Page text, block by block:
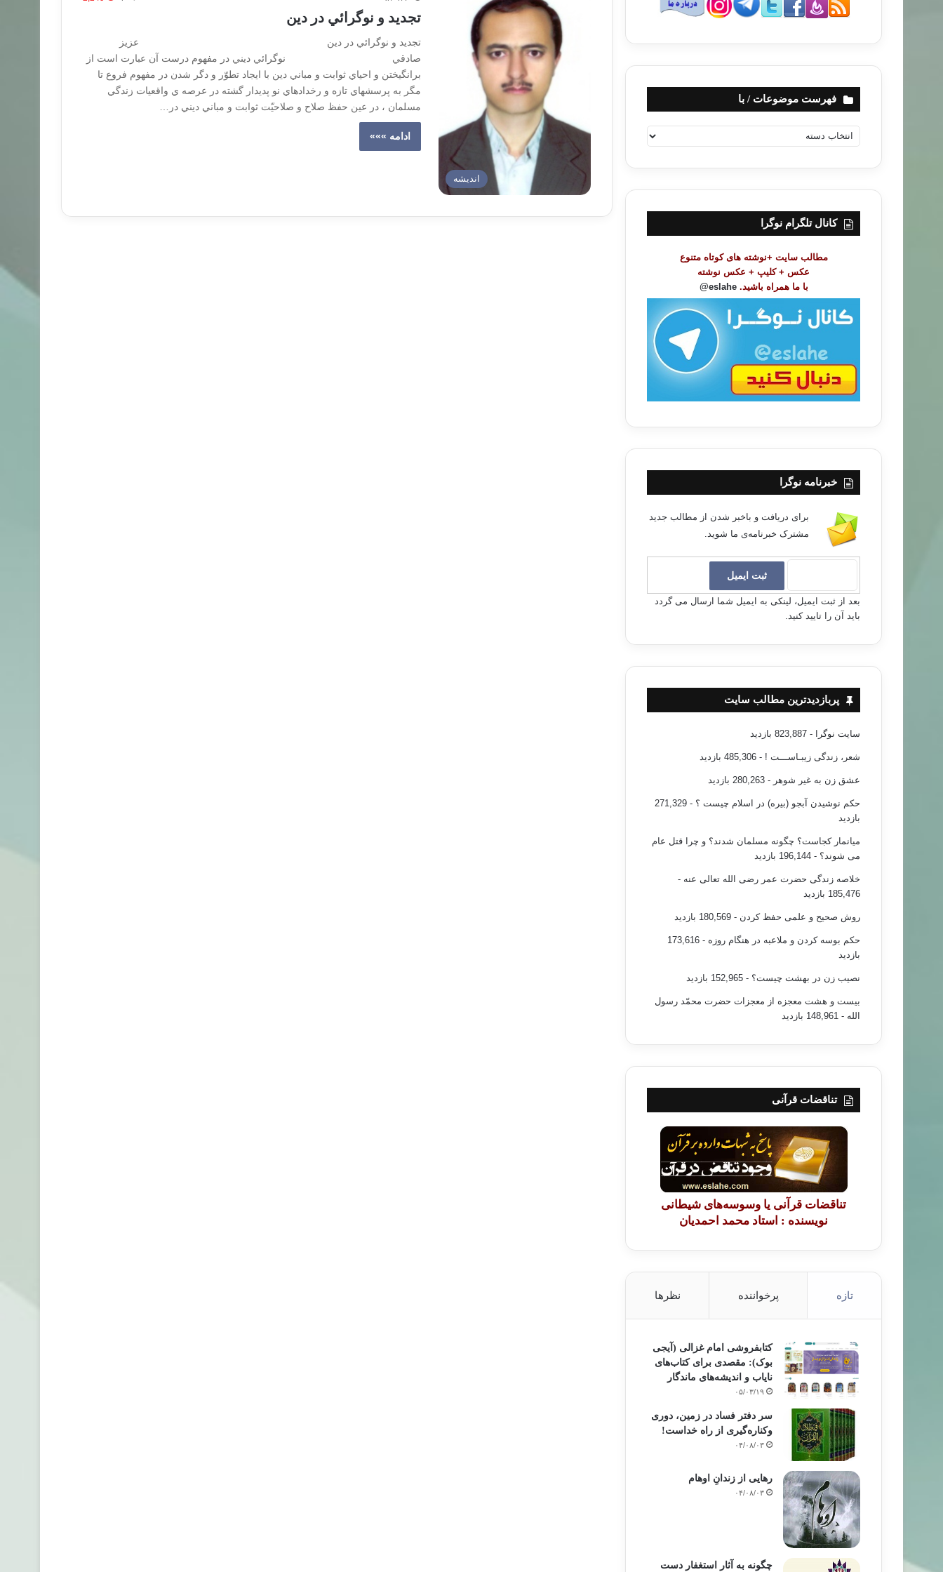
اندیشه
تجديد و نوگرائي در دين
تجديد و نوگرائي در دين عزیز
صادقي نوگرائي ديني در مفهوم درست آن عبارت است از
برانگيختن و احياي ثوابت و مباني دين با ايجاد تطوّر و دگر شدن در مفهوم فروع تا
مگر به پرسشهاي تازه و رخدادهاي نو پديدار گشته در عرصه ي واقعيات زندگي
مسلمان ، در عين حفظ صلاح و صلاحيّت ثوابت و مباني ديني در…
ادامه »»»
فهرست موضوعات / با
ه
ت
ض
کانال تلگرام نوگرا
مطالب سایت +نوشته های کوتاه متنوع
عکس + کلیپ + عکس نوشته
با ما همراه باشید. eslahe@
خبرنامه نوگرا
برای دریافت و باخبر شدن از مطالب جدید
مشترک خبرنامه‌ی ما شوید.
بعد از ثبت ایمیل، لینکی به ایمیل شما ارسال می گردد
باید آن را تایید کنید.
پربازدیدترین مطالب سایت
سایت نوگرا - 823,887 بازدید
شعر، زندگی زیبـاســـت ! - 485,306 بازدید
عشق زن به غیر شوهر - 280,263 بازدید
حکم نوشیدن آبجو (بیره) در اسلام چیست ؟
- 271,329
بازدید
میانمار کجاست؟ چگونه مسلمان شدند؟ و چرا قتل عام
می شوند؟ - 196,144 بازدید
خلاصه زندگی حضرت عمر رضی الله تعالی عنه -
185,476 بازدید
روش صحیح و علمی حفظ کردن - 180,569 بازدید
حکم بوسه کردن و ملاعبه در هنگام روزه
- 173,616
بازدید
نصیب زن در بهشت چیست؟ - 152,965 بازدید
بیست و هشت معجزه از معجزات حضرت محمّد رسول
الله - 148,961 بازدید
تناقضات قرآنی
تناقضات قرآنی یا وسوسه‌های شیطانی
نویسنده : استاد محمد احمدیان
تازه پرخواننده نظرها
کتابفروشی امام غزالی (آیجی
بوک): مقصدی برای کتاب‌های
نایاب و اندیشه‌های ماندگار
۰۵/۰۳/۱۹
سر دفتر فساد در زمین‌، دوری
وکناره‌گیری از راه خداست‌!
۰۴/۰۸/۰۳
رهایی از زندانِ اوهام
۰۴/۰۸/۰۳
چگونه به آثار استغفار دست